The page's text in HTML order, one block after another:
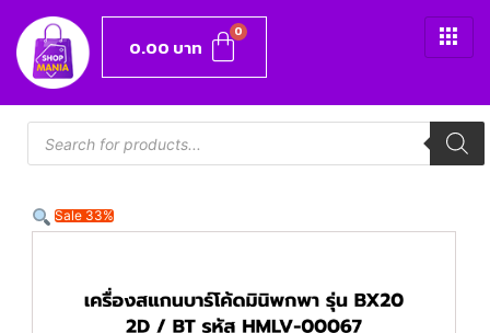
0.00 บาท
Sale 33%